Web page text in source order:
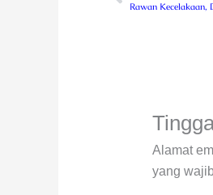
Alamat
yang